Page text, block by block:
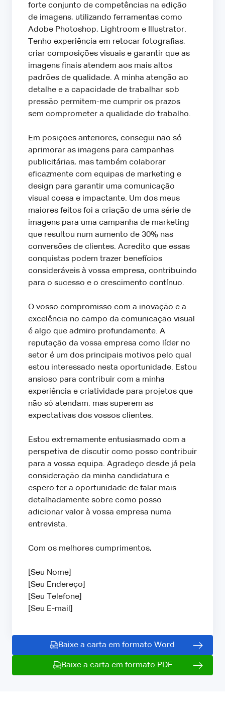
forte conjunto de competências na edição
de imagens, utilizando ferramentas como
Adobe Photoshop, Lightroom e Illustrator.
Tenho experiência em retocar fotografias,
criar composições visuais e garantir que as
imagens finais atendem aos mais altos
padrões de qualidade. A minha atenção ao
detalhe e a capacidade de trabalhar sob
pressão permitem-me cumprir os prazos
sem comprometer a qualidade do trabalho.
Em posições anteriores, consegui não só
aprimorar as imagens para campanhas
publicitárias, mas também colaborar
eficazmente com equipas de marketing e
design para garantir uma comunicação
visual coesa e impactante. Um dos meus
maiores feitos foi a criação de uma série de
imagens para uma campanha de marketing
que resultou num aumento de 30% nas
conversões de clientes. Acredito que essas
conquistas podem trazer benefícios
consideráveis à vossa empresa, contribuindo
para o sucesso e o crescimento contínuo.
O vosso compromisso com a inovação e a
excelência no campo da comunicação visual
é algo que admiro profundamente. A
reputação da vossa empresa como líder no
setor é um dos principais motivos pelo qual
estou interessado nesta oportunidade. Estou
ansioso para contribuir com a minha
experiência e criatividade para projetos que
não só atendam, mas superem as
expectativas dos vossos clientes.
Estou extremamente entusiasmado com a
perspetiva de discutir como posso contribuir
para a vossa equipa. Agradeço desde já pela
consideração da minha candidatura e
espero ter a oportunidade de falar mais
detalhadamente sobre como posso
adicionar valor à vossa empresa numa
entrevista.
Com os melhores cumprimentos,
[Seu Nome]
[Seu Endereço]
[Seu Telefone]
[Seu E-mail]
Baixe a carta em formato Word
Baixe a carta em formato PDF